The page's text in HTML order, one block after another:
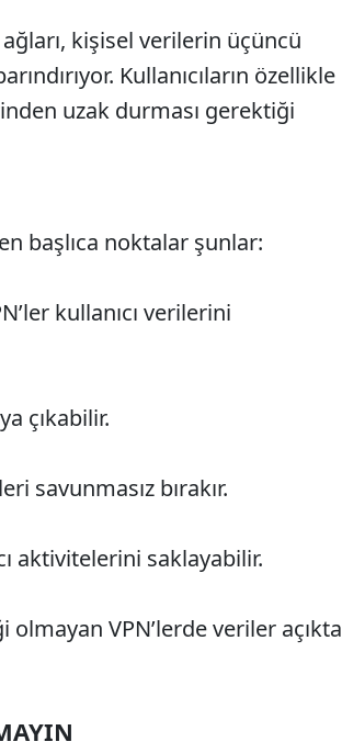
kişisel verilerin üçüncü
Kullanıcıların özellikle
uzak durması gerektiği
başlıca noktalar şunlar:
kullanıcı verilerini
çıkabilir.
savunmasız bırakır.
aktivitelerini saklayabilir.
olmayan VPN’lerde veriler açıkta